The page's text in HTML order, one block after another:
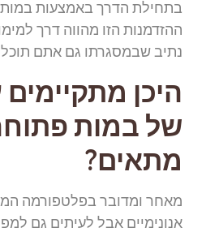
בתחילת הדרך באמצעות במות
ההזדמנות הזו מהווה דרך
נתיב שבמסגרתו גם אתם תוכלו
היכן מתקיימים
של במות
מתאים?
מאחר ומדובר בפלטפורמה
אנונימיים אבל לעיתים גם